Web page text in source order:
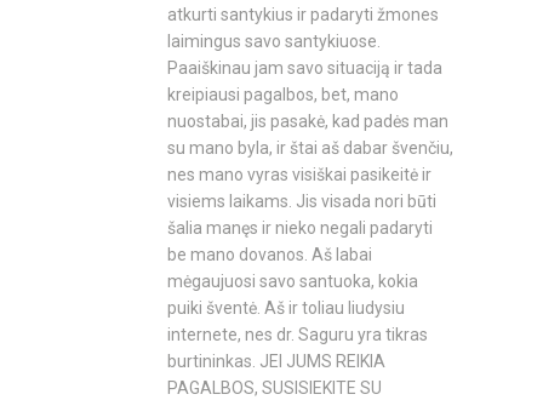
atkurti santykius ir padaryti žmones
laimingus savo santykiuose.
Paaiškinau jam savo situaciją ir tada
kreipiausi pagalbos, bet, mano
nuostabai, jis pasakė, kad padės man
su mano byla, ir štai aš dabar švenčiu,
nes mano vyras visiškai pasikeitė ir
visiems laikams. Jis visada nori būti
šalia manęs ir nieko negali padaryti
be mano dovanos. Aš labai
mėgaujuosi savo santuoka, kokia
puiki šventė. Aš ir toliau liudysiu
internete, nes dr. Saguru yra tikras
burtininkas. JEI JUMS REIKIA
PAGALBOS, SUSISIEKITE SU